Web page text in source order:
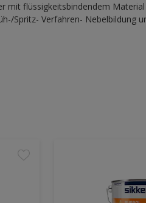
mit flüssigkeitsbindendem
Spritz- Verfahren- Nebelbildung